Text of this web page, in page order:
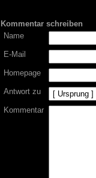
Kommentar schreiben
Name
E-Mail
Homepage
Antwort zu
Kommentar